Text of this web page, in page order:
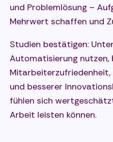
und Problemlösung –
Mehrwert schaffen und
Studien bestätigen:
Automatisierung nutzen,
und besserer
fühlen sich
Arbeit leisten können.